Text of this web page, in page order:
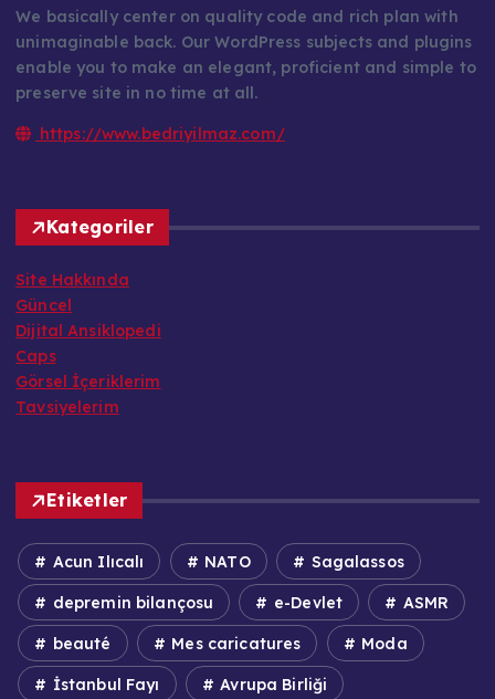
We basically center on quality code and rich plan with
unimaginable back. Our WordPress subjects and plugins
enable you to make an elegant, proficient and simple to
preserve site in no time at all.
https://www.bedriyilmaz.com/
Kategoriler
Site Hakkında
Güncel
Dijital Ansiklopedi
Caps
Görsel İçeriklerim
Tavsiyelerim
Etiketler
Acun Ilıcalı NATO Sagalassos
depremin bilançosu e-Devlet ASMR
beauté Mes caricatures Moda
İstanbul Fayı Avrupa Birliği